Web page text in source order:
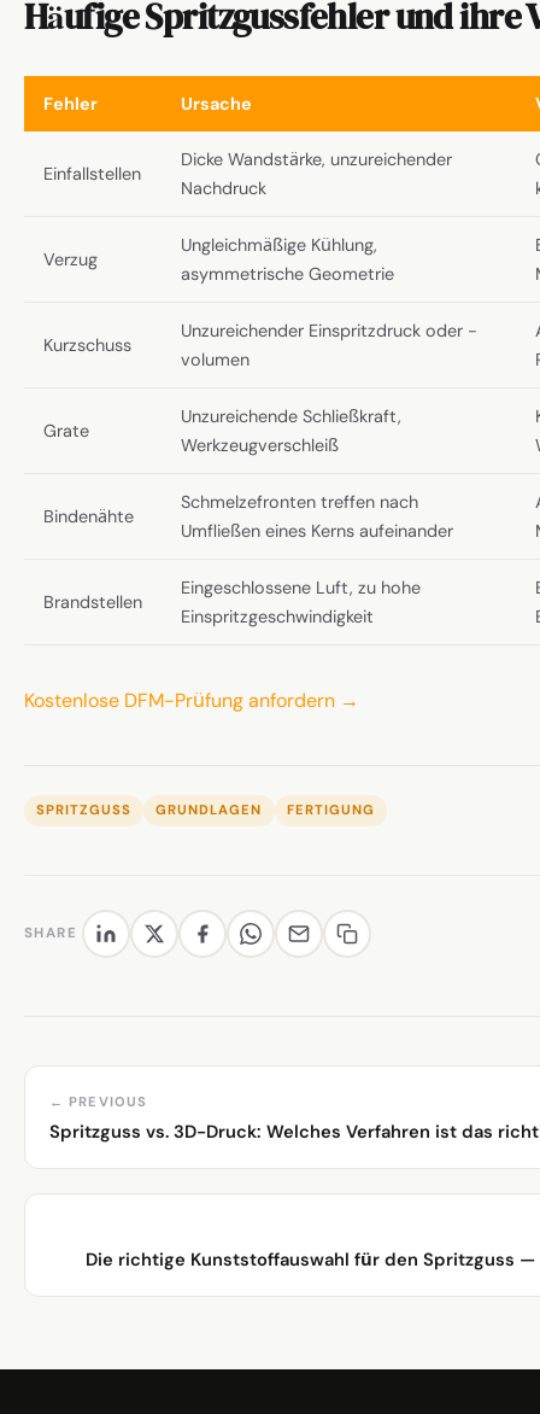
Häufige Spritzgussfehler und ihre
Fehler Ursache
Einfallstellen
Dicke Wandstärke, unzureichender
Nachdruck
Verzug
Ungleichmäßige Kühlung,
asymmetrische Geometrie
Kurzschuss
Unzureichender Einspritzdruck oder -
volumen
Grate
Unzureichende Schließkraft,
Werkzeugverschleiß
Bindenähte
Schmelzefronten treffen nach
Umfließen eines Kerns aufeinander
Brandstellen
Eingeschlossene Luft, zu hohe
Einspritzgeschwindigkeit
Kostenlose DFM-Prüfung anfordern →
SPRITZGUSS GRUNDLAGEN FERTIGUNG
SHARE
← PREVIOUS
Spritzguss vs. 3D-Druck: Welches Verfahren ist das
Die richtige Kunststoffauswahl für den Spritzguss